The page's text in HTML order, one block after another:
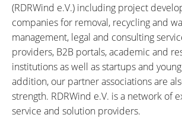
(RDRWind e.V.) including project
companies for removal, recycling and
management, legal and consulting
providers, B2B portals, academic and
institutions as well as startups and
addition, our partner associations are
strength. RDRWind e.V. is a network of
service and solution providers.